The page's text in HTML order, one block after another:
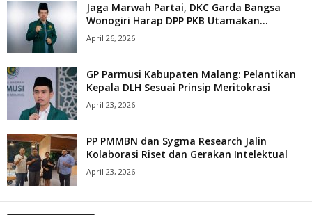
Jaga Marwah Partai, DKC Garda Bangsa
Wonogiri Harap DPP PKB Utamakan...
April 26, 2026
GP Parmusi Kabupaten Malang: Pelantikan
Kepala DLH Sesuai Prinsip Meritokrasi
April 23, 2026
PP PMMBN dan Sygma Research Jalin
Kolaborasi Riset dan Gerakan Intelektual
April 23, 2026